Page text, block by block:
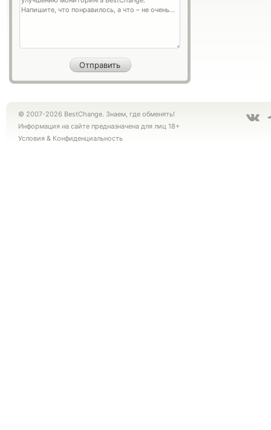
© 2007-2026 BestChange. Знаем, где обменять!
Информация на сайте предназначена для лиц 18+
Условия & Конфиденциальность